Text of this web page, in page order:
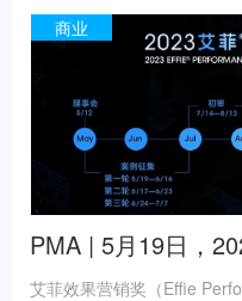
推红人营销生态变革。作为
专项赛道之一——红人营销
持，今年报赛案例总量居于
商业
PMA | 5月19日，
动！
艾菲效果营销奖（Effie